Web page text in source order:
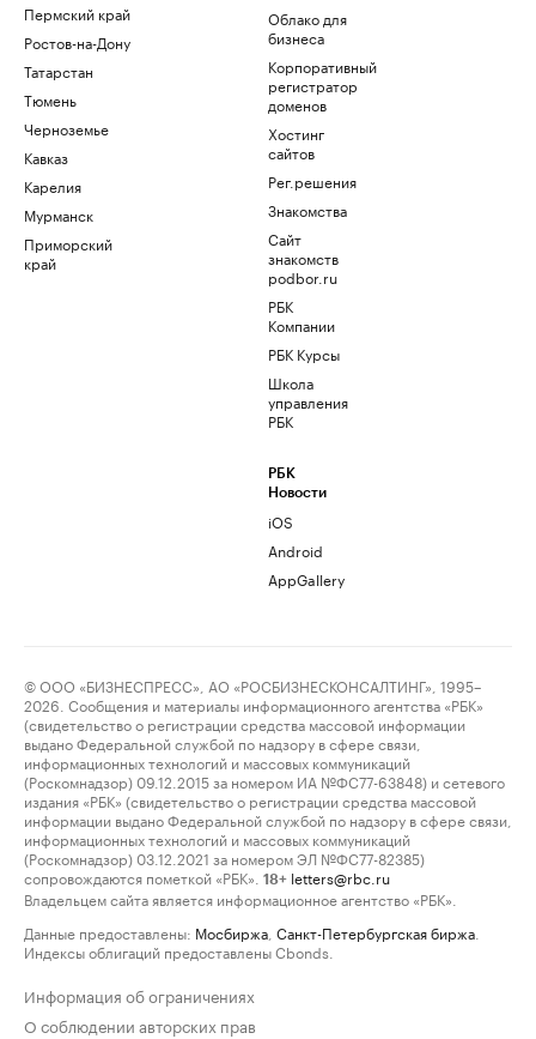
Пермский край
Ростов-на-Дону
Татарстан
Тюмень
Черноземье
Кавказ
Карелия
Мурманск
Приморский
край
Облако для
бизнеса
Корпоративный
регистратор
доменов
Хостинг
сайтов
Рег.решения
Знакомства
Сайт
знакомств
podbor.ru
РБК
Компании
РБК Курсы
Школа
управления
РБК
РБК
Новости
iOS
Android
AppGallery
© ООО «БИЗНЕСПРЕСС», АО «РОСБИЗНЕСКОНСАЛТИНГ», 1995–
2026. Сообщения и материалы информационного агентства «РБК»
(свидетельство о регистрации средства массовой информации
выдано Федеральной службой по надзору в сфере связи,
информационных технологий и массовых коммуникаций
(Роскомнадзор) 09.12.2015 за номером ИА №ФС77-63848) и сетевого
издания «РБК» (свидетельство о регистрации средства массовой
информации выдано Федеральной службой по надзору в сфере связи,
информационных технологий и массовых коммуникаций
(Роскомнадзор) 03.12.2021 за номером ЭЛ №ФС77-82385)
сопровождаются пометкой «РБК».
18+ letters@rbc.ru
Владельцем сайта является информационное агентство «РБК».
Данные предоставлены: Мосбиржа Санкт-Петербургская биржа
Индексы облигаций предоставлены Cbonds.
Информация об ограничениях
О соблюдении авторских прав